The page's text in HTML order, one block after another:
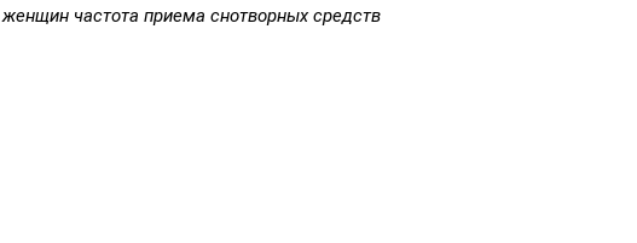
частота приема снотворных средств